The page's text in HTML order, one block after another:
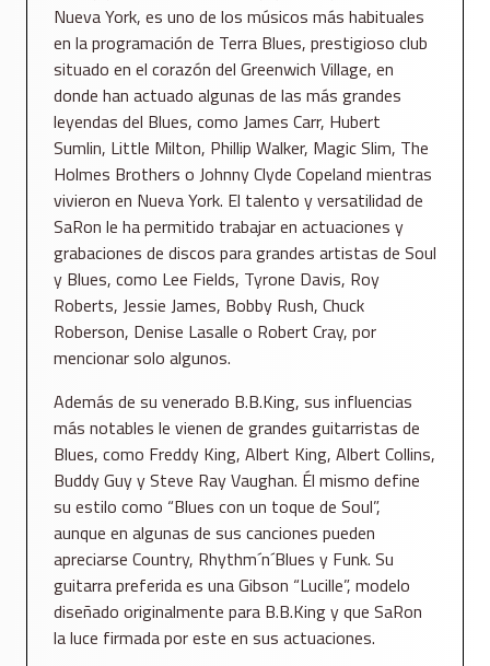
Nueva York, es uno de los músicos más habituales
en la programación de Terra Blues, prestigioso club
situado en el corazón del Greenwich Village, en
donde han actuado algunas de las más grandes
leyendas del Blues, como James Carr, Hubert
Sumlin, Little Milton, Phillip Walker, Magic Slim, The
Holmes Brothers o Johnny Clyde Copeland mientras
vivieron en Nueva York. El talento y versatilidad de
SaRon le ha permitido trabajar en actuaciones y
grabaciones de discos para grandes artistas de Soul
y Blues, como Lee Fields, Tyrone Davis, Roy
Roberts, Jessie James, Bobby Rush, Chuck
Roberson, Denise Lasalle o Robert Cray, por
mencionar solo algunos.
Además de su venerado B.B.King, sus influencias
más notables le vienen de grandes guitarristas de
Blues, como Freddy King, Albert King, Albert Collins,
Buddy Guy y Steve Ray Vaughan. Él mismo define
su estilo como “Blues con un toque de Soul”,
aunque en algunas de sus canciones pueden
apreciarse Country, Rhythm´n´Blues y Funk. Su
guitarra preferida es una Gibson “Lucille”, modelo
diseñado originalmente para B.B.King y que SaRon
la luce firmada por este en sus actuaciones.